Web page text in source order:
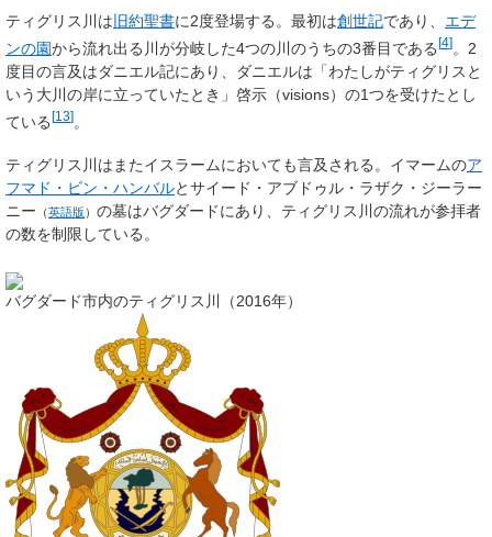
ティグリス川は 旧約聖書に2度登場する。最初は創世記であり、 エデ
ンの園から流れ出る川が分岐した4つの川のうちの3番目である [4] 。2
度目の言及はダニエル記にあり、ダニエルは「わたしがティグリスと
いう大川の岸に立っていたとき」啓示（visions）の1つを受けたとし
ている[13]。
ティグリス川はまたイスラームにおいても言及される。イマームのア
フマド・ビン・ハンバルとサイード・アブドゥル・ラザク・ジーラー
ニー （英語版 ） の墓はバグダードにあり、ティグリス川の流れが参拝者
の数を制限している。
バグダード市内のティグリス川（2016年）